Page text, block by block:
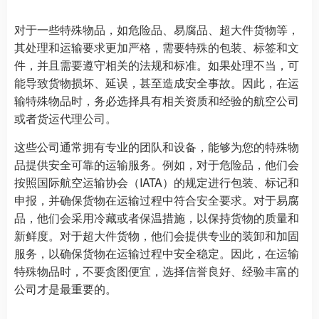
对于一些特殊物品，如危险品、易腐品、超大件货物等，
其处理和运输要求更加严格，需要特殊的包装、标签和文
件，并且需要遵守相关的法规和标准。如果处理不当，可
能导致货物损坏、延误，甚至造成安全事故。因此，在运
输特殊物品时，务必选择具有相关资质和经验的航空公司
或者货运代理公司。
这些公司通常拥有专业的团队和设备，能够为您的特殊物
品提供安全可靠的运输服务。例如，对于危险品，他们会
按照国际航空运输协会（IATA）的规定进行包装、标记和
申报，并确保货物在运输过程中符合安全要求。对于易腐
品，他们会采用冷藏或者保温措施，以保持货物的质量和
新鲜度。对于超大件货物，他们会提供专业的装卸和加固
服务，以确保货物在运输过程中安全稳定。因此，在运输
特殊物品时，不要贪图便宜，选择信誉良好、经验丰富的
公司才是最重要的。